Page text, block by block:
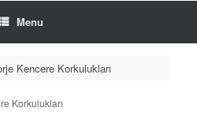
Menu
Kencere Korkulukları
Korkulukları